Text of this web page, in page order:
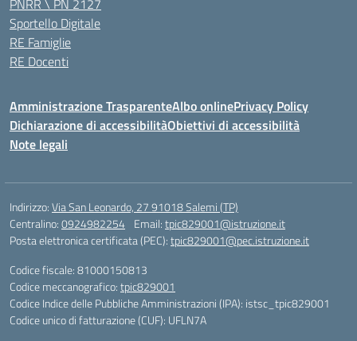
PNRR \ PN 2127
Sportello Digitale
RE Famiglie
RE Docenti
Amministrazione TrasparenteAlbo onlinePrivacy Policy
Dichiarazione di accessibilitàObiettivi di accessibilità
Note legali
Indirizzo:Via San Leonardo, 27 91018 Salemi (TP)
Centralino:0924982254 Email:tpic829001@istruzione.it
Posta elettronica certificata (PEC):tpic829001@pec.istruzione.it
Codice fiscale: 81000150813
Codice meccanografico:tpic829001
Codice Indice delle Pubbliche Amministrazioni (IPA): istsc_tpic829001
Codice unico di fatturazione (CUF): UFLN7A